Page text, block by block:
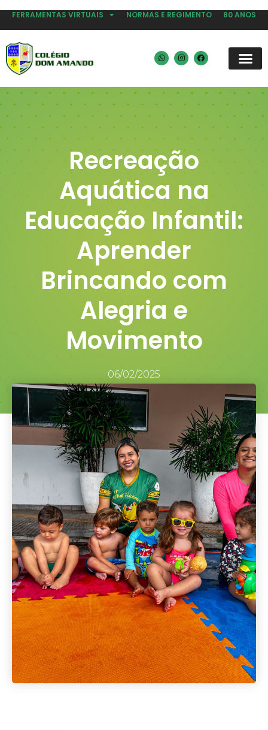
FERRAMENTAS VIRTUAIS NORMAS E REGIMENTO 80 ANOS
Recreação
Aquática na
Educação Infantil:
Aprender
Brincando com
Alegria e
Movimento
06/02/2025